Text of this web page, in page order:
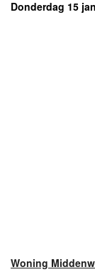
Donderdag 15
Woning